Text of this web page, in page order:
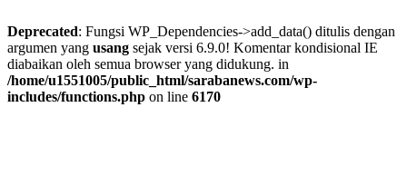
Deprecated: Fungsi WP_Dependencies->add_data() ditulis dengan
argumen yang usang sejak versi 6.9.0! Komentar kondisional IE
diabaikan oleh semua browser yang didukung. in
/home/u1551005/public_html/sarabanews.com/wp-
includes/functions.php on line 6170